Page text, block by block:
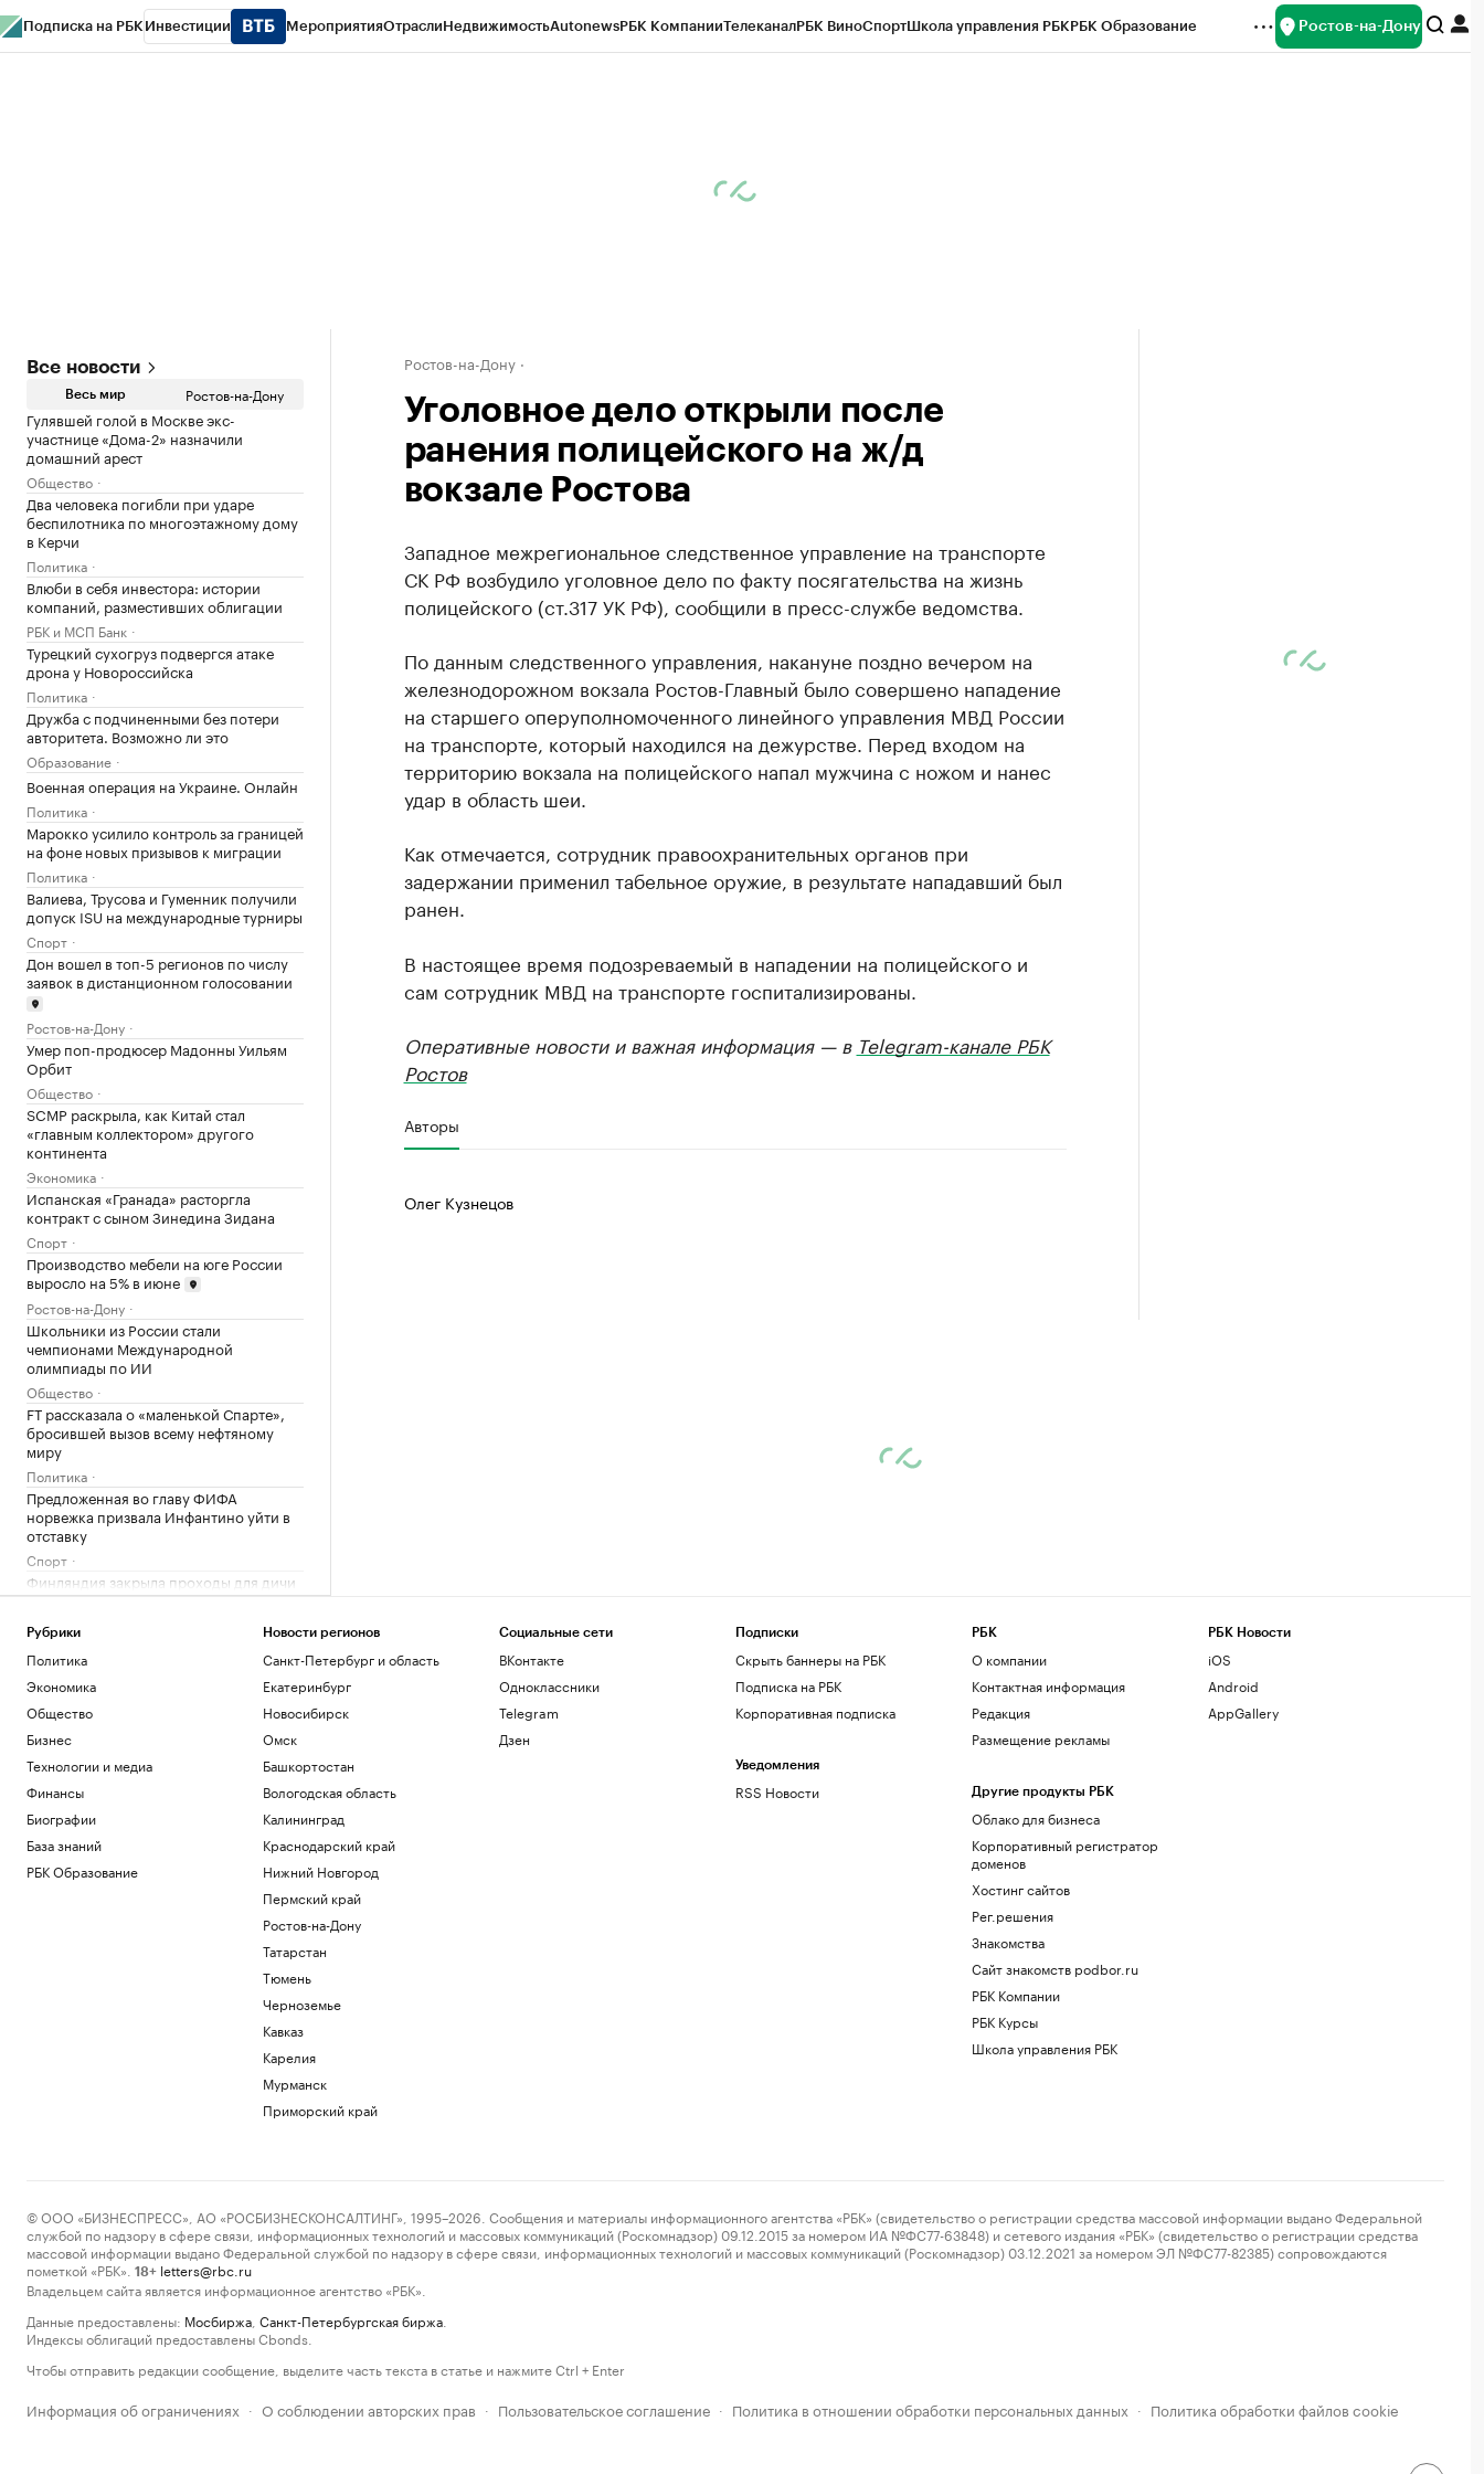
Подписка на РБК Инвестиции МероприятияОтраслиНедвижимостьAutonewsРБК КомпанииТелеканалРБК ВиноСпортШкола управления РБКРБК Образование Ростов-на-Дону
Все новости
Весь мир Ростов-на-Дону
Гулявшей голой в Москве экс-
участнице «Дома-2» назначили
домашний арест
Общество
Два человека погибли при ударе
беспилотника по многоэтажному дому
в Керчи
Политика
Влюби в себя инвестора: истории
компаний, разместивших облигации
РБК и МСП Банк
Турецкий сухогруз подвергся атаке
дрона у Новороссийска
Политика
Дружба с подчиненными без потери
авторитета. Возможно ли это
Образование
Военная операция на Украине. Онлайн
Политика
Марокко усилило контроль за границей
на фоне новых призывов к миграции
Политика
Валиева, Трусова и Гуменник получили
допуск ISU на международные турниры
Спорт
Дон вошел в топ-5 регионов по числу
заявок в дистанционном голосовании
Ростов-на-Дону
Умер поп-продюсер Мадонны Уильям
Орбит
Общество
SCMP раскрыла, как Китай стал
«главным коллектором» другого
континента
Экономика
Испанская «Гранада» расторгла
контракт с сыном Зинедина Зидана
Спорт
Производство мебели на юге России
выросло на 5% в июне
Ростов-на-Дону
Школьники из России стали
чемпионами Международной
олимпиады по ИИ
Общество
FT рассказала о «маленькой Спарте»,
бросившей вызов всему нефтяному
миру
Политика
Предложенная во главу ФИФА
норвежка призвала Инфантино уйти в
отставку
Спорт
Финляндия закрыла проходы для дичи
на границе с Россией
Общество
Что нового построят на Ходынском
поле
РБК и Stone
Чему и как сегодня учат топ-
менеджеров: тренды EdTech для
управленцев
Образование
Как металлургия и горная добыча стали
главными драйверами реального ESG
Отрасли
Загрузить еще
Ростов-на-Дону
Уголовное дело открыли после
ранения полицейского на ж/д
вокзале Ростова
Западное межрегиональное следственное управление на транспорте
СК РФ возбудило уголовное дело по факту посягательства на жизнь
полицейского (ст.317 УК РФ), сообщили в пресс-службе ведомства.
По данным следственного управления, накануне поздно вечером на
железнодорожном вокзала Ростов-Главный было совершено нападение
на старшего оперуполномоченного линейного управления МВД России
на транспорте, который находился на дежурстве. Перед входом на
территорию вокзала на полицейского напал мужчина с ножом и нанес
удар в область шеи.
Как отмечается, сотрудник правоохранительных органов при
задержании применил табельное оружие, в результате нападавший был
ранен.
В настоящее время подозреваемый в нападении на полицейского и
сам сотрудник МВД на транспорте госпитализированы.
Оперативные новости и важная информация — в Telegram-канале РБК
Ростов
Авторы
Олег Кузнецов
Рубрики
Политика
Экономика
Общество
Бизнес
Технологии и медиа
Финансы
Биографии
База знаний
РБК Образование
Новости регионов
Санкт-Петербург и область
Екатеринбург
Новосибирск
Омск
Башкортостан
Вологодская область
Калининград
Краснодарский край
Нижний Новгород
Пермский край
Ростов-на-Дону
Татарстан
Тюмень
Черноземье
Кавказ
Карелия
Мурманск
Приморский край
Социальные сети
ВКонтакте
Одноклассники
Telegram
Дзен
Подписки
Скрыть баннеры на РБК
Подписка на РБК
Корпоративная подписка
Уведомления
RSS Новости
РБК
О компании
Контактная информация
Редакция
Размещение рекламы
Другие продукты РБК
Облако для бизнеса
Корпоративный регистратор
доменов
Хостинг сайтов
Рег.решения
Знакомства
Сайт знакомств podbor.ru
РБК Компании
РБК Курсы
Школа управления РБК
РБК Новости
iOS
Android
AppGallery
© ООО «БИЗНЕСПРЕСС», АО «РОСБИЗНЕСКОНСАЛТИНГ», 1995–2026. Сообщения и материалы информационного агентства «РБК» (свидетельство о регистрации средства массовой информации выдано Федеральной
службой по надзору в сфере связи, информационных технологий и массовых коммуникаций (Роскомнадзор) 09.12.2015 за номером ИА №ФС77-63848) и сетевого издания «РБК» (свидетельство о регистрации средства
массовой информации выдано Федеральной службой по надзору в сфере связи, информационных технологий и массовых коммуникаций (Роскомнадзор) 03.12.2021 за номером ЭЛ №ФС77-82385) сопровождаются
пометкой «РБК».
18+ letters@rbc.ru
Владельцем сайта является информационное агентство «РБК».
Данные предоставлены: Мосбиржа Санкт-Петербургская биржа
Индексы облигаций предоставлены Cbonds.
Чтобы отправить редакции сообщение, выделите часть текста в статье и нажмите Ctrl + Enter
Информация об ограничениях · О соблюдении авторских прав · Пользовательское соглашение · Политика в отношении обработки персональных данных · Политика обработки файлов cookie